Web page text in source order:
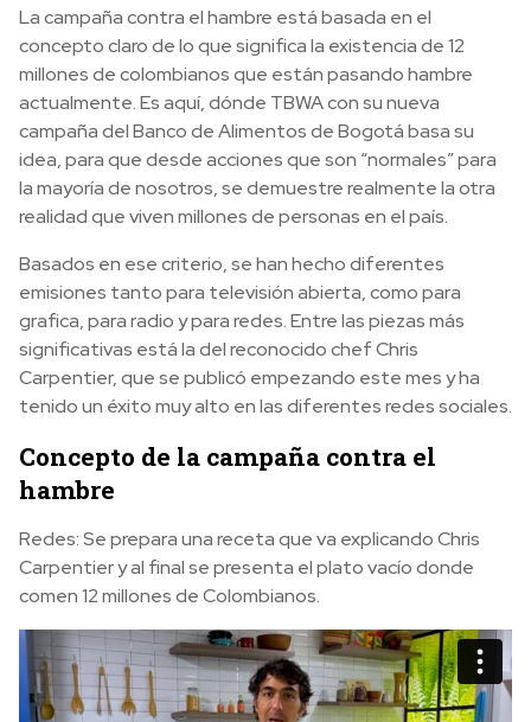
La campaña contra el hambre está basada en el
concepto claro de lo que significa la existencia de 12
millones de colombianos que están pasando hambre
actualmente. Es aquí, dónde TBWA con su nueva
campaña del Banco de Alimentos de Bogotá basa su
idea, para que desde acciones que son “normales” para
la mayoría de nosotros, se demuestre realmente la otra
realidad que viven millones de personas en el país.
Basados en ese criterio, se han hecho diferentes
emisiones tanto para televisión abierta, como para
grafica, para radio y para redes. Entre las piezas más
significativas está la del reconocido chef Chris
Carpentier, que se publicó empezando este mes y ha
tenido un éxito muy alto en las diferentes redes sociales.
Concepto de la campaña contra el
hambre
Redes: Se prepara una receta que va explicando Chris
Carpentier y al final se presenta el plato vacío donde
comen 12 millones de Colombianos.